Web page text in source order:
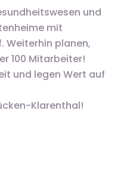
und
mit
Weiterhin planen,
100 Mitarbeiter!
und legen Wert auf
Klarenthal!